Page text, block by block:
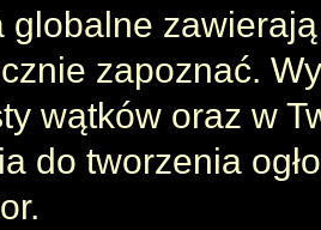
globalne
zapoznać.
wątków oraz w
do tworzenia